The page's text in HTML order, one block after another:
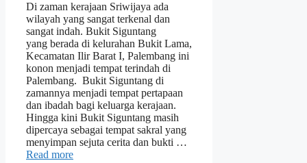
Di zaman kerajaan Sriwijaya ada
wilayah yang sangat terkenal dan
sangat indah. Bukit Siguntang
yang berada di kelurahan Bukit Lama,
Kecamatan Ilir Barat I, Palembang ini
konon menjadi tempat terindah di
Palembang. Bukit Siguntang di
zamannya menjadi tempat pertapaan
dan ibadah bagi keluarga kerajaan.
Hingga kini Bukit Siguntang masih
dipercaya sebagai tempat sakral yang
menyimpan sejuta cerita dan bukti …
Read more